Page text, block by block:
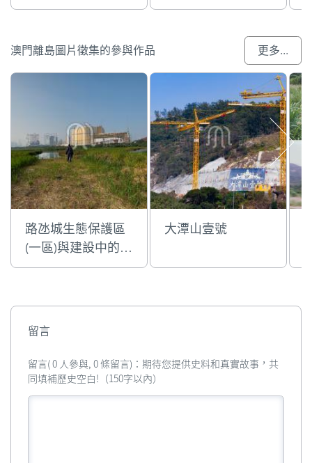
澳門離島圖片徵集的參與作品 更多...
路氹城生態保護區
(一區)與建設中的路
氹城大型綜合度假
大潭山壹號
留言
留言( 0 人參與, 0 條留言)：期待您提供史料和真實故事，共
同填補歷史空白!（150字以內）